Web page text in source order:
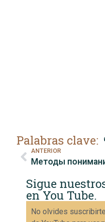
Palabras clave:
ANTERIOR
Sigue
en You Tube.
No olvides